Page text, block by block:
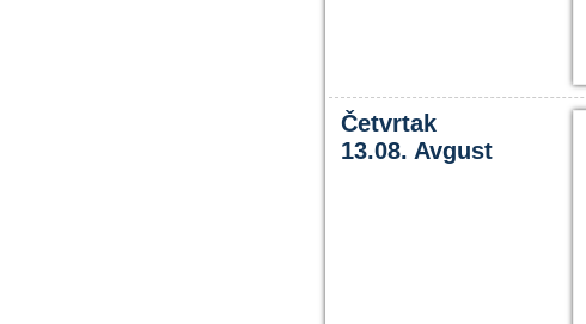
Četvrtak
13.08. Avgust